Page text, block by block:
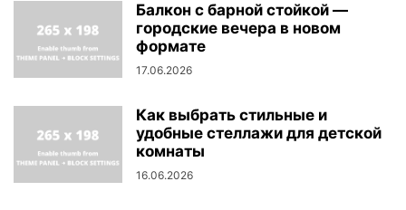
Балкон с барной стойкой —
городские вечера в новом
формате
17.06.2026
Как выбрать стильные и
удобные стеллажи для детской
комнаты
16.06.2026